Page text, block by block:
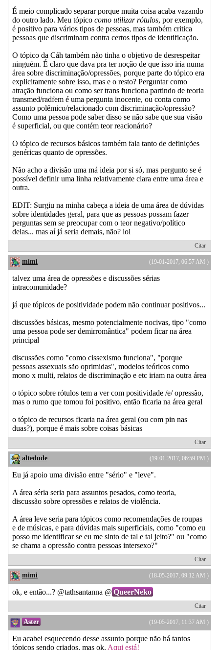
É meio complicado separar porque muita coisa acaba vazando
do outro lado. Meu tópico como utilizar rótulos, por exemplo,
é positivo para vários tipos de pessoas, mas também critica
pessoas que discriminam contra certos tipos de identificação.
O tópico da Cáh também não tinha o objetivo de desrespeitar
ninguém. É claro que dava pra ter noção de que isso iria numa
área sobre discriminação/opressões, porque parte do tópico era
explicitamente sobre isso, mas e o resto? Perguntar como
atração funciona ou como ser trans funciona partindo de teoria
transmed/radfem é uma pergunta inocente, ou conta como
assunto polêmico/relacionado com discriminação/opressão?
Como uma pessoa pode saber disso se não sabe que sua visão
é superficial, ou que contém teor reacionário?
O tópico de recursos básicos também fala tanto de definições
genéricas quanto de opressões.
Não acho a divisão uma má ideia por si só, mas pergunto se é
possível definir uma linha relativamente clara entre uma área e
outra.
EDIT: Surgiu na minha cabeça a ideia de uma área de dúvidas
sobre identidades geral, para que as pessoas possam fazer
perguntas sem se preocupar com o teor negativo/político
delas... mas aí já seria demais, não? lol
Citar
(19-01-2017, 06:57 AM )
mimi
talvez uma área de opressões e discussões sérias
intracomunidade?
já que tópicos de positividade podem não continuar positivos...
discussões básicas, mesmo potencialmente nocivas, tipo "como
uma pessoa pode ser demirromântica" podem ficar na área
principal
discussões como "como cissexismo funciona", "porque
pessoas assexuais são oprimidas", modelos teóricos como
mono x multi, relatos de discriminação e etc iriam na outra área
o tópico sobre rótulos tem a ver com positividade /e/ opressão,
mas o rumo que tomou foi positivo, então ficaria na área geral
o tópico de recursos ficaria na área geral (ou com pin nas
duas?), porque é mais sobre coisas básicas
Citar
(19-01-2017, 06:59 PM )
altedude
Eu já apoio uma divisão entre "sério" e "leve".
A área séria seria para assuntos pesados, como teoria,
discussão sobre opressões e relatos de violência.
A área leve seria para tópicos como recomendações de roupas
e de músicas, e para dúvidas mais superficiais, como "como eu
posso me identificar se eu me sinto de tal e tal jeito?" ou "como
se chama a opressão contra pessoas intersexo?"
Citar
(18-05-2017, 09:12 AM )
mimi
ok, e então...? @tathsantanna @ QueerNeko
Citar
(19-05-2017, 11:37 AM )
Aster
Eu acabei esquecendo desse assunto porque não há tantos
tópicos sendo criados, mas ok. Aqui está!